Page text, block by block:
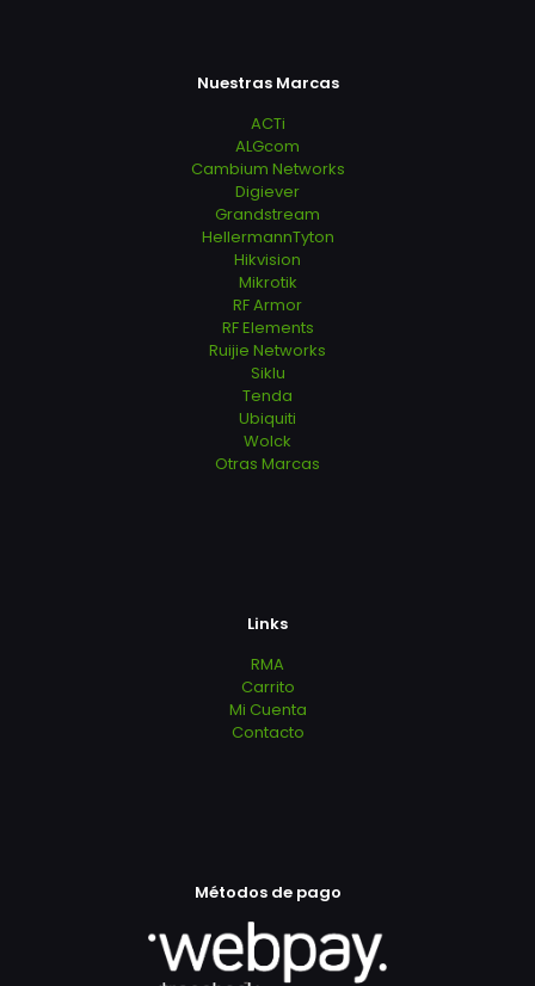
Nuestras Marcas
ACTi
ALGcom
Cambium Networks
Digiever
Grandstream
HellermannTyton
Hikvision
Mikrotik
RF Armor
RF Elements
Ruijie Networks
Siklu
Tenda
Ubiquiti
Wolck
Otras Marcas
Links
RMA
Carrito
Mi Cuenta
Contacto
Métodos de pago